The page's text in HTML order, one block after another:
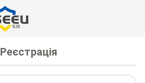
Реєстрація